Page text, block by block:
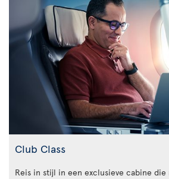
Club Class
Reis in stijl in een exclusieve cabine